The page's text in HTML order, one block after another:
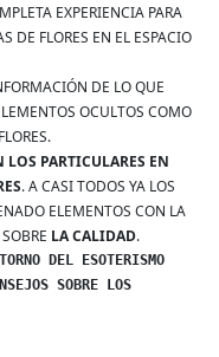
EXPERIENCIA PARA
DE FLORES EN EL ESPACIO
DE LO QUE
OCULTOS COMO
PARTICULARES EN
. A CASI TODOS YA LOS
ELEMENTOS CON LA
LA CALIDAD.
DEL ESOTERISMO
SOBRE LOS